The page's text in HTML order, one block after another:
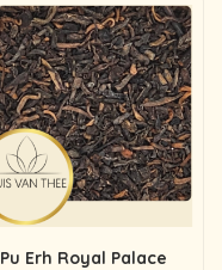
Pu Erh Royal Palace